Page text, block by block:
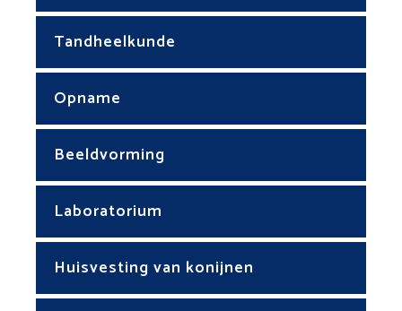
Tandheelkunde
Opname
Beeldvorming
Laboratorium
Huisvesting van konijnen